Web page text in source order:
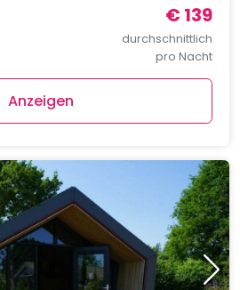
€ 139
durchschnittlich
pro Nacht
Anzeigen